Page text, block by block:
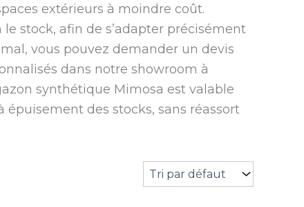
extérieurs à moindre coût.
stock, afin de s’adapter précisément
vous pouvez demander un devis
dans notre showroom à
synthétique Mimosa est valable
des stocks, sans réassort